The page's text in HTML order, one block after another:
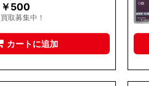
￥500
買取募集中！
カートに追加